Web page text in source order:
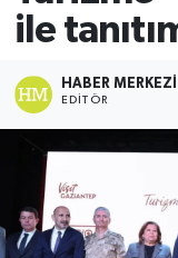
ile
HABER MERKEZI
EDITÖR
Haber Arşivi